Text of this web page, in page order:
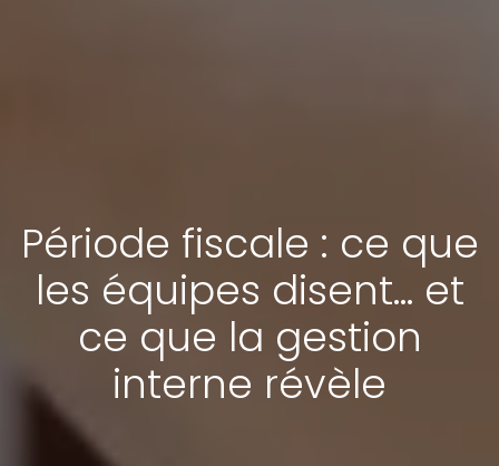
Période fiscale : ce que
les équipes disent… et
ce que la gestion
interne révèle